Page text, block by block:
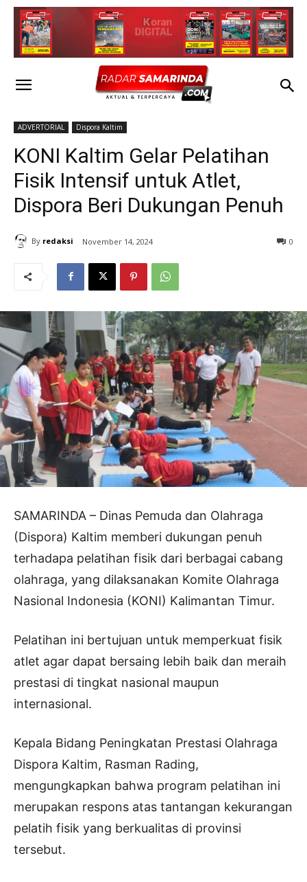
ADVERTORIAL Dispora Kaltim
KONI Kaltim Gelar Pelatihan
Fisik Intensif untuk Atlet,
Dispora Beri Dukungan Penuh
By redaksi November 14, 2024 0
SAMARINDA – Dinas Pemuda dan Olahraga
(Dispora) Kaltim memberi dukungan penuh
terhadapa pelatihan fisik dari berbagai cabang
olahraga, yang dilaksanakan Komite Olahraga
Nasional Indonesia (KONI) Kalimantan Timur.
Pelatihan ini bertujuan untuk memperkuat fisik
atlet agar dapat bersaing lebih baik dan meraih
prestasi di tingkat nasional maupun
internasional.
Kepala Bidang Peningkatan Prestasi Olahraga
Dispora Kaltim, Rasman Rading,
mengungkapkan bahwa program pelatihan ini
merupakan respons atas tantangan kekurangan
pelatih fisik yang berkualitas di provinsi
tersebut.